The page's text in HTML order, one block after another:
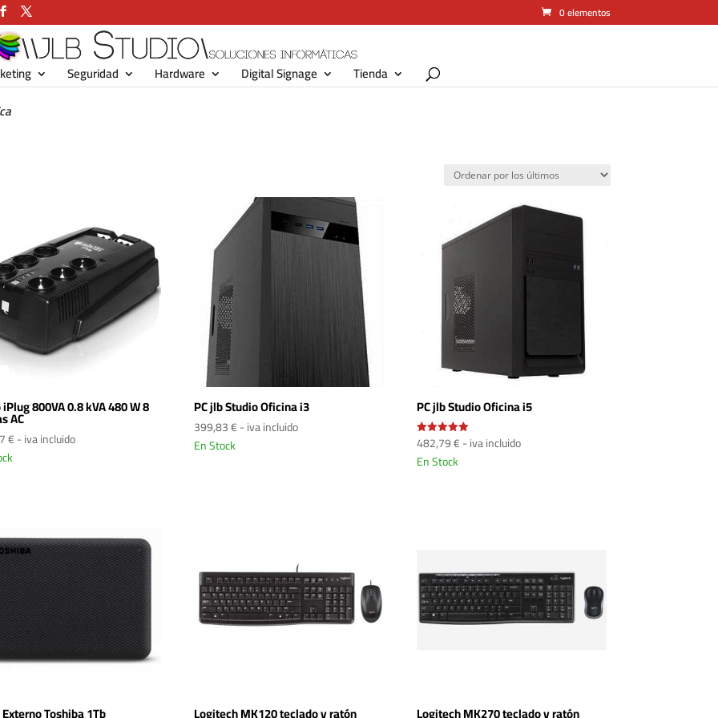
0 elementos
Seguridad Hardware Digital Signage
Tienda
800VA 0.8 kVA 480 W 8
AC
€- iva incluido
PC jlb Studio Oficina i3
399,83€- iva incluido
En Stock
PC jlb Studio Oficina i5
Valorado
con
5.00
de 5
482,79€- iva incluido
En Stock